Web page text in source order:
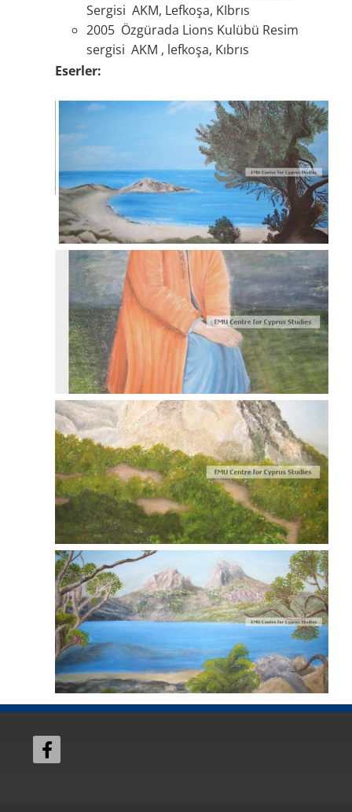
Sergisi AKM, Lefkoşa, KIbrıs
2005 Özgürada Lions Kulübü Resim
sergisi AKM , lefkoşa, Kıbrıs
Eserler: